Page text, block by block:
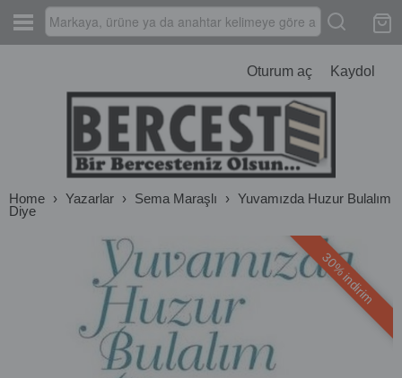
Oturum aç Kaydol
Home › Yazarlar › Sema Maraşlı › Yuvamızda Huzur Bulalım
Diye
30% indirim